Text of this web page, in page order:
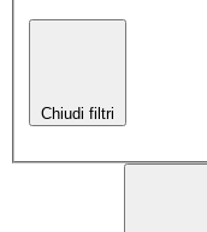
Chiudi filtri